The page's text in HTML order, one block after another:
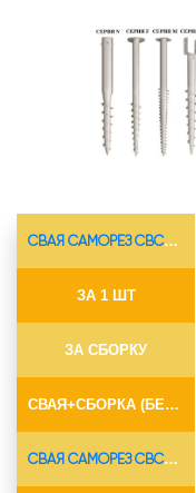
СВАЯ САМОРЕЗ СВС-Ø73*5.5
ЗА 1 ШТ
ЗА СБОРКУ
СВАЯ+СБОРКА (БЕЗ ОГОЛОВКА)
СВАЯ САМОРЕЗ СВС-Ø89*6.5